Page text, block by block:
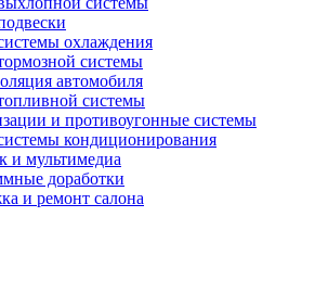
охлаждения
системы
автомобиля
системы
и противоугонные системы
кондиционирования
и мультимедиа
доработки
и ремонт салона